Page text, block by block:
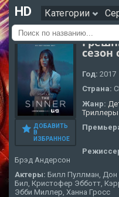
HD Категории
ДОБАВИТЬ
В
ИЗБРАННОЕ
сезон
Год: 2017
Страна:
Жанр:
Триллеры
Брэд Андерсон
Актеры: Билл Пуллман,
Бил, Кристофер Эбботт,
Эбби Миллер, Ханна Гросс